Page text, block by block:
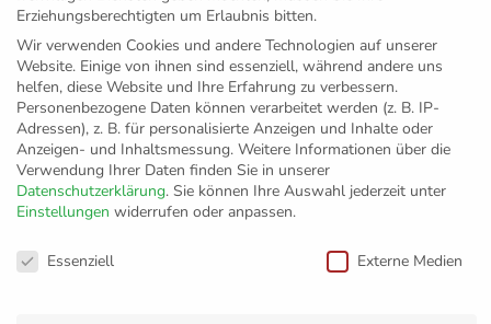
Die „geile Zeit“ ist vorbei
Erziehungsberechtigten um Erlaubnis bitten.
Wir verwenden Cookies und andere Technologien auf unserer
Website. Einige von ihnen sind essenziell, während andere uns
helfen, diese Website und Ihre Erfahrung zu verbessern.
Personenbezogene Daten können verarbeitet werden (z. B. IP-
Adressen), z. B. für personalisierte Anzeigen und Inhalte oder
Anzeigen- und Inhaltsmessung. Weitere Informationen über die
Verwendung Ihrer Daten finden Sie in unserer
Datenschutzerklärung. Sie können Ihre Auswahl jederzeit unter
Einstellungen widerrufen oder anpassen.
Datenschutzeinstellungen
Essenziell Externe Medien